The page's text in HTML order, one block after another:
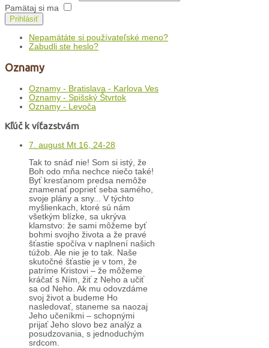
Pamätaj si ma
Prihlásiť
Nepamätáte si používateľské meno?
Zabudli ste heslo?
Oznamy
Oznamy - Bratislava - Karlova Ves
Oznamy - Spišský Štvrtok
Oznamy - Levoča
Kľúč k víťazstvám
7. august Mt 16, 24-28
Tak to snáď nie! Som si istý, že
Boh odo mňa nechce niečo také!
Byť kresťanom predsa nemôže
znamenať poprieť seba samého,
svoje plány a sny... V týchto
myšlienkach, ktoré sú nám
všetkým blízke, sa ukrýva
klamstvo: že sami môžeme byť
bohmi svojho života a že pravé
šťastie spočíva v naplnení našich
túžob. Ale nie je to tak. Naše
skutočné šťastie je v tom, že
patríme Kristovi – že môžeme
kráčať s Ním, žiť z Neho a učiť
sa od Neho. Ak mu odovzdáme
svoj život a budeme Ho
nasledovať, staneme sa naozaj
Jeho učeníkmi – schopnými
prijať Jeho slovo bez analýz a
posudzovania, s jednoduchým
srdcom.